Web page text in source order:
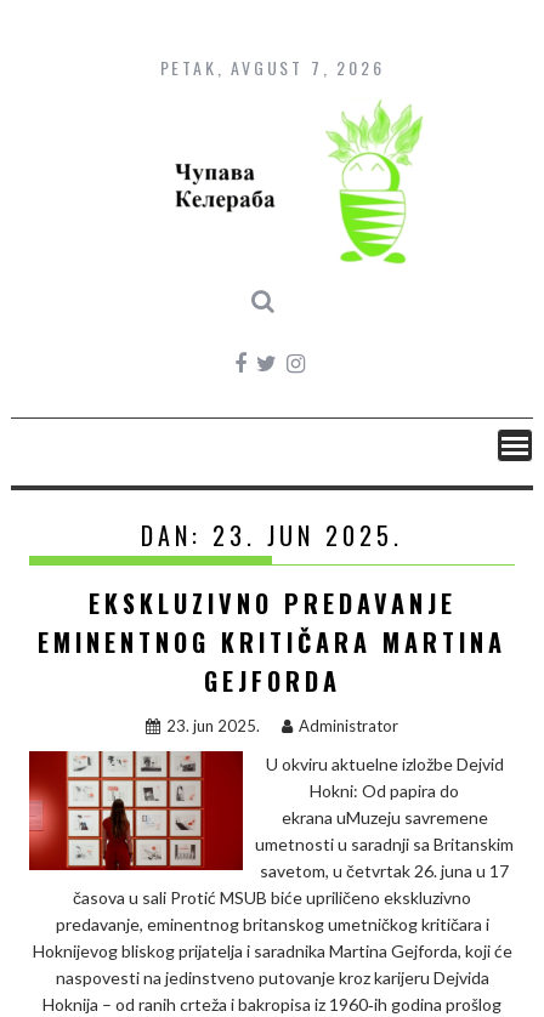
content
PETAK, AVGUST 7, 2026
DAN: 23. JUN 2025.
EKSKLUZIVNO PREDAVANJE
EMINENTNOG KRITIČARA MARTINA
GEJFORDA
23. jun 2025. Administrator
U okviru aktuelne izložbe Dejvid
Hokni: Od papira do
ekrana uMuzeju savremene
umetnosti u saradnji sa Britanskim
savetom, u četvrtak 26. juna u 17
časova u sali Protić MSUB biće upriličeno ekskluzivno
predavanje, eminentnog britanskog umetničkog kritičara i
Hoknijevog bliskog prijatelja i saradnika Martina Gejforda, koji će
naspovesti na jedinstveno putovanje kroz karijeru Dejvida
Hoknija – od ranih crteža i bakropisa iz 1960‑ih godina prošlog